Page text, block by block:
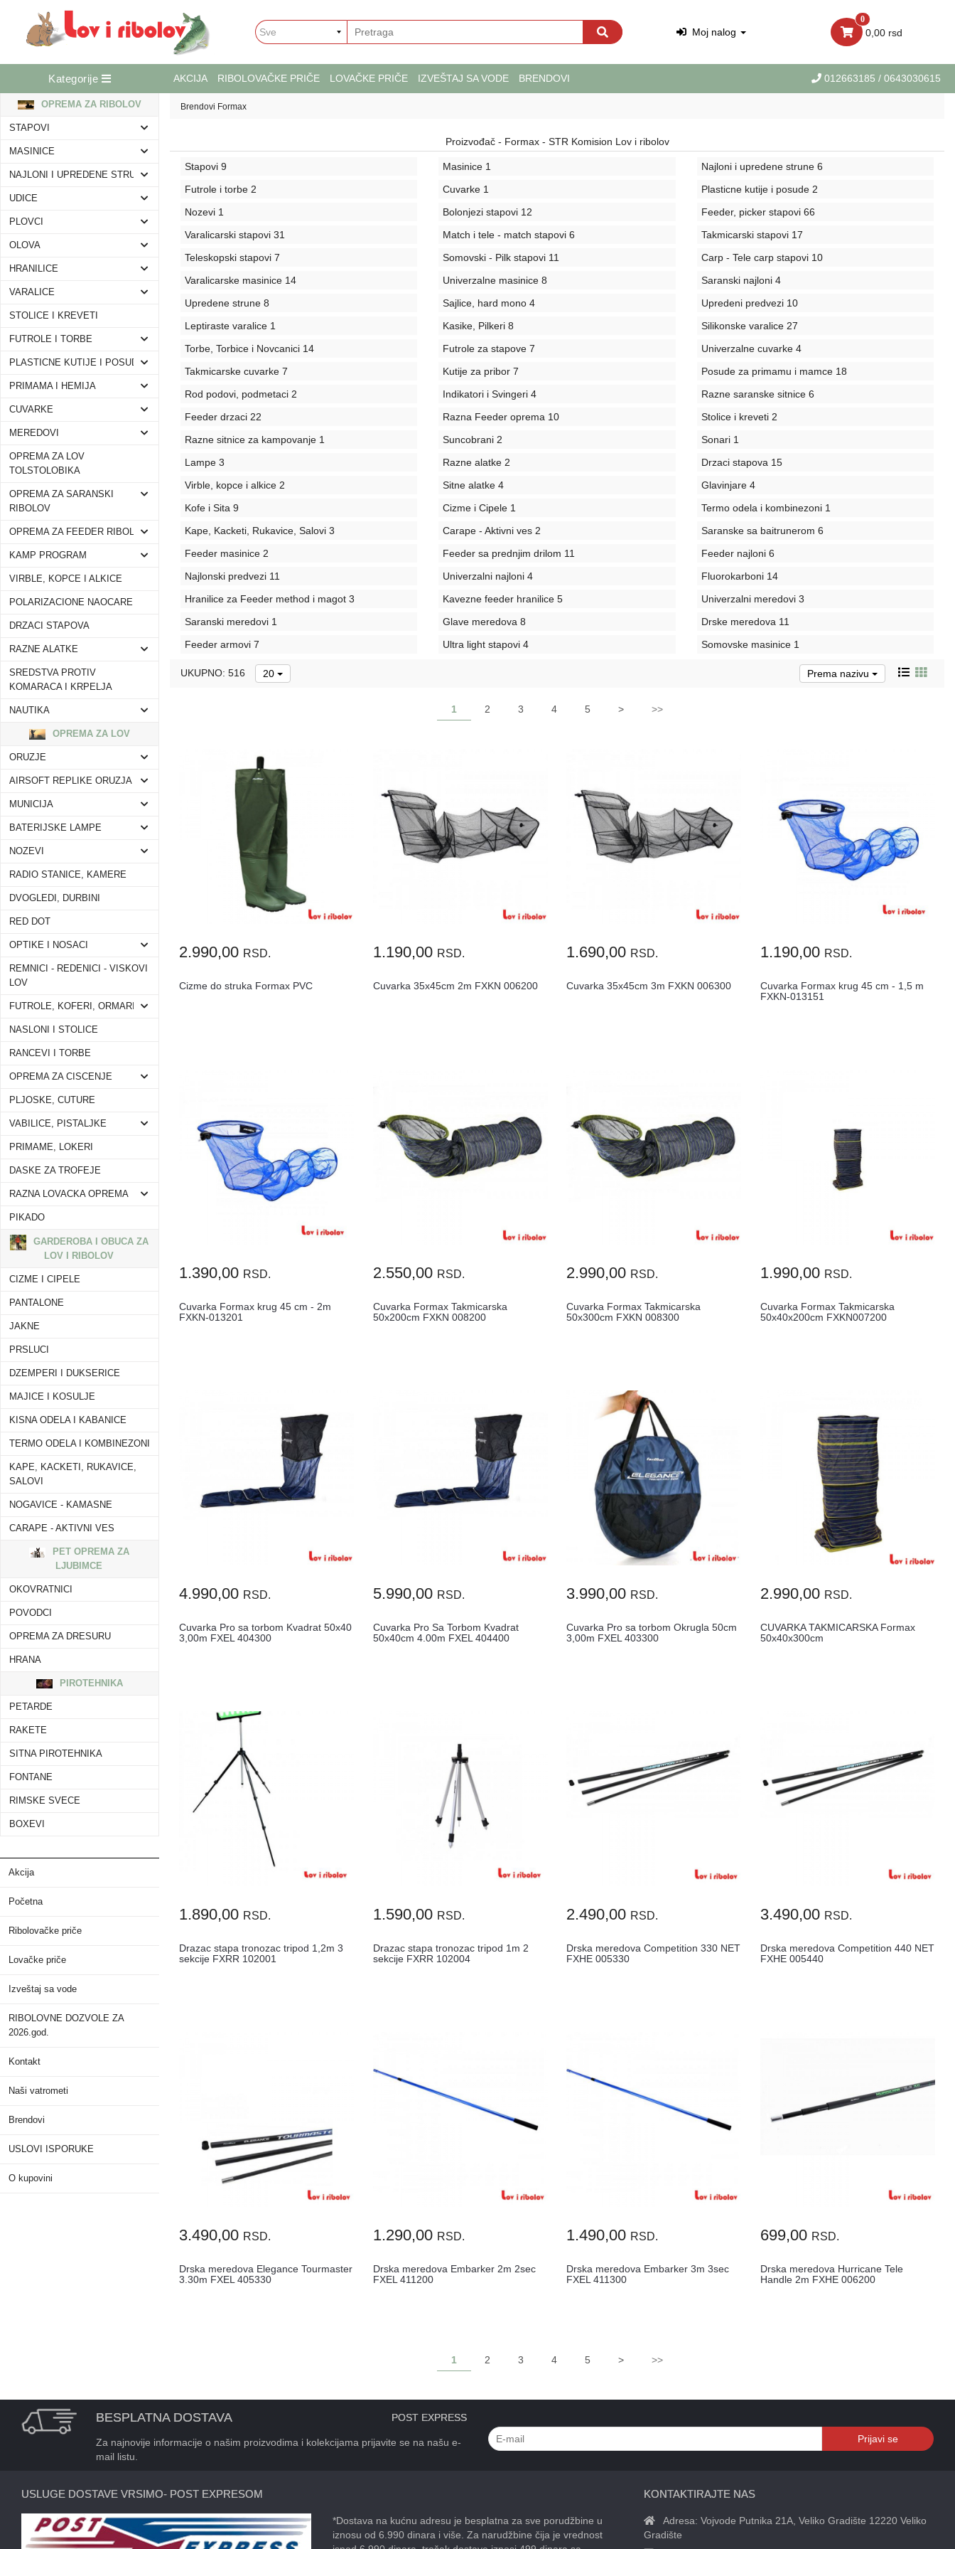
Moj nalog
0
0,00 rsd
Kategorije AKCIJA RIBOLOVAČKE PRIČE LOVAČKE PRIČE IZVEŠTAJ SA VODE BRENDOVI 012663185 / 0643030615
OPREMA ZA RIBOLOV
STAPOVI
MASINICE
NAJLONI I UPREDENE STRUNE
UDICE
PLOVCI
OLOVA
HRANILICE
VARALICE
STOLICE I KREVETI
FUTROLE I TORBE
PLASTICNE KUTIJE I POSUDE
PRIMAMA I HEMIJA
CUVARKE
MEREDOVI
OPREMA ZA LOV
TOLSTOLOBIKA
OPREMA ZA SARANSKI
RIBOLOV
OPREMA ZA FEEDER RIBOLOV
KAMP PROGRAM
VIRBLE, KOPCE I ALKICE
POLARIZACIONE NAOCARE
DRZACI STAPOVA
RAZNE ALATKE
SREDSTVA PROTIV
KOMARACA I KRPELJA
NAUTIKA
OPREMA ZA LOV
ORUZJE
AIRSOFT REPLIKE ORUZJA
MUNICIJA
BATERIJSKE LAMPE
NOZEVI
RADIO STANICE, KAMERE
DVOGLEDI, DURBINI
RED DOT
OPTIKE I NOSACI
REMNICI - REDENICI - VISKOVI
LOV
FUTROLE, KOFERI, ORMARI
NASLONI I STOLICE
RANCEVI I TORBE
OPREMA ZA CISCENJE
PLJOSKE, CUTURE
VABILICE, PISTALJKE
PRIMAME, LOKERI
DASKE ZA TROFEJE
RAZNA LOVACKA OPREMA
PIKADO
GARDEROBA I OBUCA ZA
LOV I RIBOLOV
CIZME I CIPELE
PANTALONE
JAKNE
PRSLUCI
DZEMPERI I DUKSERICE
MAJICE I KOSULJE
KISNA ODELA I KABANICE
TERMO ODELA I KOMBINEZONI
KAPE, KACKETI, RUKAVICE,
SALOVI
NOGAVICE - KAMASNE
CARAPE - AKTIVNI VES
PET OPREMA ZA
LJUBIMCE
OKOVRATNICI
POVODCI
OPREMA ZA DRESURU
HRANA
PIROTEHNIKA
PETARDE
RAKETE
SITNA PIROTEHNIKA
FONTANE
RIMSKE SVECE
BOXEVI
Akcija
Početna
Ribolovačke priče
Lovačke priče
Izveštaj sa vode
RIBOLOVNE DOZVOLE ZA
2026.god.
Kontakt
Naši vatrometi
Brendovi
USLOVI ISPORUKE
O kupovini
Brendovi Formax
Proizvođač - Formax - STR Komision Lov i ribolov
Stapovi 9 Masinice 1 Najloni i upredene strune 6
Futrole i torbe 2 Cuvarke 1 Plasticne kutije i posude 2
Nozevi 1 Bolonjezi stapovi 12 Feeder, picker stapovi 66
Varalicarski stapovi 31 Match i tele - match stapovi 6 Takmicarski stapovi 17
Teleskopski stapovi 7 Somovski - Pilk stapovi 11 Carp - Tele carp stapovi 10
Varalicarske masinice 14 Univerzalne masinice 8 Saranski najloni 4
Upredene strune 8 Sajlice, hard mono 4 Upredeni predvezi 10
Leptiraste varalice 1 Kasike, Pilkeri 8 Silikonske varalice 27
Torbe, Torbice i Novcanici 14 Futrole za stapove 7 Univerzalne cuvarke 4
Takmicarske cuvarke 7 Kutije za pribor 7 Posude za primamu i mamce 18
Rod podovi, podmetaci 2 Indikatori i Svingeri 4 Razne saranske sitnice 6
Feeder drzaci 22 Razna Feeder oprema 10 Stolice i kreveti 2
Razne sitnice za kampovanje 1 Suncobrani 2 Sonari 1
Lampe 3 Razne alatke 2 Drzaci stapova 15
Virble, kopce i alkice 2 Sitne alatke 4 Glavinjare 4
Kofe i Sita 9 Cizme i Cipele 1 Termo odela i kombinezoni 1
Kape, Kacketi, Rukavice, Salovi 3 Carape - Aktivni ves 2 Saranske sa baitrunerom 6
Feeder masinice 2 Feeder sa prednjim drilom 11 Feeder najloni 6
Najlonski predvezi 11 Univerzalni najloni 4 Fluorokarboni 14
Hranilice za Feeder method i magot 3 Kavezne feeder hranilice 5 Univerzalni meredovi 3
Saranski meredovi 1 Glave meredova 8 Drske meredova 11
Feeder armovi 7 Ultra light stapovi 4 Somovske masinice 1
UKUPNO: 516 20 Prema nazivu
1 2 3 4 5 > >>
2.990,00 RSD.
Cizme do struka Formax PVC
1.190,00 RSD.
Cuvarka 35x45cm 2m FXKN 006200
1.690,00 RSD.
Cuvarka 35x45cm 3m FXKN 006300
1.190,00 RSD.
Cuvarka Formax krug 45 cm - 1,5 m
FXKN-013151
1.390,00 RSD.
Cuvarka Formax krug 45 cm - 2m
FXKN-013201
2.550,00 RSD.
Cuvarka Formax Takmicarska
50x200cm FXKN 008200
2.990,00 RSD.
Cuvarka Formax Takmicarska
50x300cm FXKN 008300
1.990,00 RSD.
Cuvarka Formax Takmicarska
50x40x200cm FXKN007200
4.990,00 RSD.
Cuvarka Pro sa torbom Kvadrat 50x40
3,00m FXEL 404300
5.990,00 RSD.
Cuvarka Pro Sa Torbom Kvadrat
50x40cm 4.00m FXEL 404400
3.990,00 RSD.
Cuvarka Pro sa torbom Okrugla 50cm
3,00m FXEL 403300
2.990,00 RSD.
CUVARKA TAKMICARSKA Formax
50x40x300cm
1.890,00 RSD.
Drazac stapa tronozac tripod 1,2m 3
sekcije FXRR 102001
1.590,00 RSD.
Drazac stapa tronozac tripod 1m 2
sekcije FXRR 102004
2.490,00 RSD.
Drska meredova Competition 330 NET
FXHE 005330
3.490,00 RSD.
Drska meredova Competition 440 NET
FXHE 005440
3.490,00 RSD.
Drska meredova Elegance Tourmaster
3.30m FXEL 405330
1.290,00 RSD.
Drska meredova Embarker 2m 2sec
FXEL 411200
1.490,00 RSD.
Drska meredova Embarker 3m 3sec
FXEL 411300
699,00 RSD.
Drska meredova Hurricane Tele
Handle 2m FXHE 006200
1 2 3 4 5 > >>
BESPLATNA DOSTAVA POST EXPRESS
Za najnovije informacije o našim proizvodima i kolekcijama prijavite se na našu e-
mail listu.
Prijavi se
USLUGE DOSTAVE VRSIMO- POST EXPRESOM
*Dostava na kućnu adresu je besplatna za sve porudžbine u
iznosu od 6.990 dinara i više. Za narudžbine čija je vrednost
KONTAKTIRAJTE NAS
Adresa: Vojvode Putnika 21A, Veliko Gradište 12220 Veliko
Gradište